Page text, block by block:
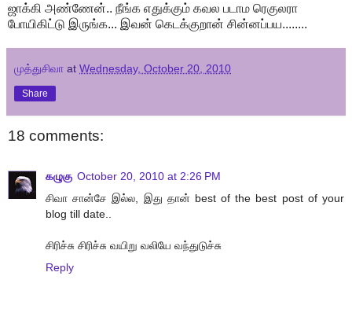
ஜாக்கி அண்ணேன்.. நீங்க எதுக்கும் கவல படாம ரெகுலரா
போயிகிட்டு இருங்க... இவன் கெடக்குறான் சின்னப்பய........
முத்துசிவா at Wednesday, October 20, 2010
Share
18 comments:
கழுகு October 20, 2010 at 2:26 PM
சிவா சான்சே இல்ல, இது தான் best of the best post of your
blog till date..
சிரிச்சு சிரிச்சு வயிறு வலியே வந்துடுச்சு
Reply